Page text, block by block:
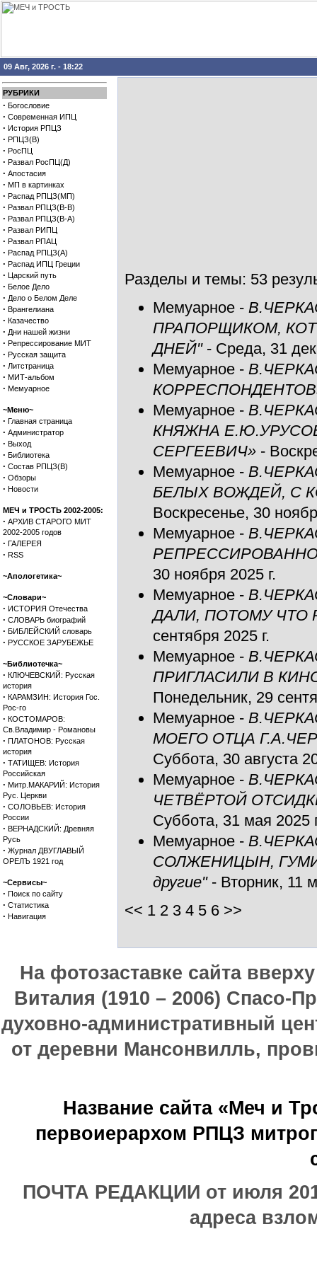
09 Авг, 2026 г. - 18:22
РУБРИКИ
· Богословие
· Современная ИПЦ
· История РПЦЗ
· РПЦЗ(В)
· РосПЦ
· Развал РосПЦ(Д)
· Апостасия
· МП в картинках
· Распад РПЦЗ(МП)
· Развал РПЦЗ(В-В)
· Развал РПЦЗ(В-А)
· Развал РИПЦ
· Развал РПАЦ
· Распад РПЦЗ(А)
· Распад ИПЦ Греции
· Царский путь
· Белое Дело
· Дело о Белом Деле
· Врангелиана
· Казачество
· Дни нашей жизни
· Репрессирование МИТ
· Русская защита
· Литстраница
· МИТ-альбом
· Мемуарное
~Меню~
· Главная страница
· Администратор
· Выход
· Библиотека
· Состав РПЦЗ(В)
· Обзоры
· Новости
МЕЧ и ТРОСТЬ 2002-2005:
· АРХИВ СТАРОГО МИТ
2002-2005 годов
· ГАЛЕРЕЯ
· RSS
~Апологетика~
~Словари~
· ИСТОРИЯ Отечества
· СЛОВАРЬ биографий
· БИБЛЕЙСКИЙ словарь
· РУССКОЕ ЗАРУБЕЖЬЕ
~Библиотечка~
· КЛЮЧЕВСКИЙ: Русская
история
· КАРАМЗИН: История Гос.
Рос-го
· КОСТОМАРОВ:
Св.Владимир - Романовы
· ПЛАТОНОВ: Русская
история
· ТАТИЩЕВ: История
Российская
· Митр.МАКАРИЙ: История
Рус. Церкви
· СОЛОВЬЕВ: История
России
· ВЕРНАДСКИЙ: Древняя
Русь
· Журнал ДВУГЛАВЫЙ
ОРЕЛЪ 1921 год
~Сервисы~
· Поиск по сайту
· Статистика
· Навигация
Разделы и темы: 53
Мемуарное -
ПРАПОРЩИКОМ,
ДНЕЙ"- Среда, 31
Мемуарное -
Мемуарное -
КНЯЖНА
СЕРГЕЕВИЧ» -
Мемуарное -
БЕЛЫХ ВОЖДЕЙ, С
Воскресенье, 30
Мемуарное -
30 ноября 2025 г.
Мемуарное -
ДАЛИ, ПОТОМУ ЧТО
сентября 2025 г.
Мемуарное -
ПРИГЛАСИЛИ В
Понедельник, 29
Мемуарное -
МОЕГО ОТЦА
Суббота, 30 августа
Мемуарное -
ЧЕТВЁРТОЙ
Суббота, 31 мая 2025
Мемуарное -
СОЛЖЕНИЦЫН,
другие"- Вторник, 11
<< 1 2 3 4 5 6 >>
На фотозаставке сайта
Виталия (1910 – 2006) Спасо-
духовно-административный
от деревни Мансонвилль,
Название сайта «Меч и
первоиерархом РПЦЗ
ПОЧТА РЕДАКЦИИ от июля
адреса